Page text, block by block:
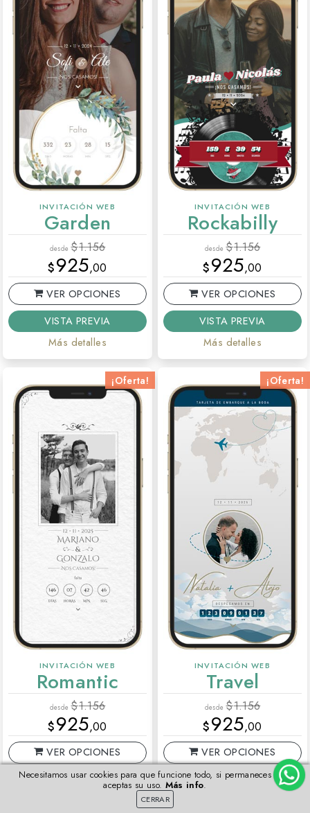
INVITACIÓN WEB
Garden
desde$1.156
$925,00
VER OPCIONES
VISTA PREVIA
Más detalles
INVITACIÓN WEB
Rockabilly
desde$1.156
$925,00
VER OPCIONES
VISTA PREVIA
Más detalles
¡Oferta!
INVITACIÓN WEB
Romantic
desde$1.156
$925,00
VER OPCIONES
VISTA PREVIA
¡Oferta!
INVITACIÓN WEB
Travel
desde$1.156
$925,00
VER OPCIONES
VISTA PREVIA
Necesitamos usar cookies para que funcione todo, si permaneces aquí
aceptas su uso. Más info.
CERRAR